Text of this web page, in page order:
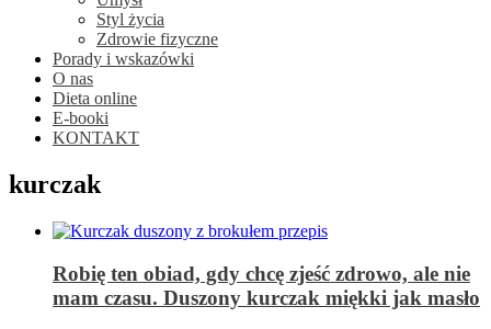
Styl życia
Zdrowie fizyczne
Porady i wskazówki
O nas
Dieta online
E-booki
KONTAKT
kurczak
Robię ten obiad, gdy chcę zjeść zdrowo, ale nie
mam czasu. Duszony kurczak miękki jak masło